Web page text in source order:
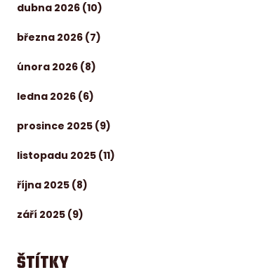
dubna 2026 (10)
března 2026 (7)
února 2026 (8)
ledna 2026 (6)
prosince 2025 (9)
listopadu 2025 (11)
října 2025 (8)
září 2025 (9)
ŠTÍTKY